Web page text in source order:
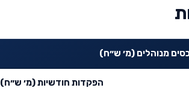
מנוהלים (מ׳ ש״ח)
הפקדות חודשיות (מ׳ ש״ח)